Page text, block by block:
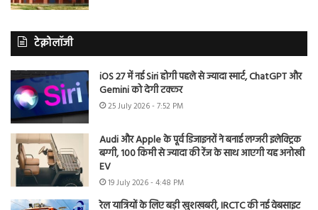
टेक्नोलॉजी
iOS 27 में नई Siri होगी पहले से ज्यादा स्मार्ट, ChatGPT और
Gemini को देगी टक्कर
25 July 2026 - 7:52 PM
Audi और Apple के पूर्व डिजाइनरों ने बनाई लग्जरी इलेक्ट्रिक
बग्गी, 100 किमी से ज्यादा की रेंज के साथ आएगी यह अनोखी
EV
19 July 2026 - 4:48 PM
रेल यात्रियों के लिए बड़ी खुशखबरी, IRCTC की नई वेबसाइट